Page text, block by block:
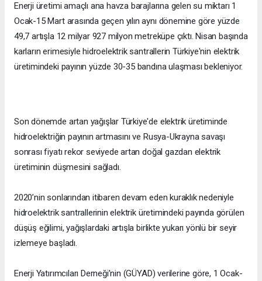
Enerji üretimi amaçlı ana havza barajlarına gelen su miktarı 1
Ocak-15 Mart arasında geçen yılın aynı dönemine göre yüzde
49,7 artışla 12 milyar 927 milyon metreküpe çıktı. Nisan başında
karların erimesiyle hidroelektrik santrallerin Türkiye'nin elektrik
üretimindeki payının yüzde 30-35 bandına ulaşması bekleniyor.
Son dönemde artan yağışlar Türkiye'de elektrik üretiminde
hidroelektriğin payının artmasını ve Rusya-Ukrayna savaşı
sonrası fiyatı rekor seviyede artan doğal gazdan elektrik
üretiminin düşmesini sağladı.
2020’nin sonlarından itibaren devam eden kuraklık nedeniyle
hidroelektrik santrallerinin elektrik üretimindeki payında görülen
düşüş eğilimi, yağışlardaki artışla birlikte yukarı yönlü bir seyir
izlemeye başladı.
Enerji Yatırımcıları Derneği’nin (GÜYAD) verilerine göre, 1 Ocak-